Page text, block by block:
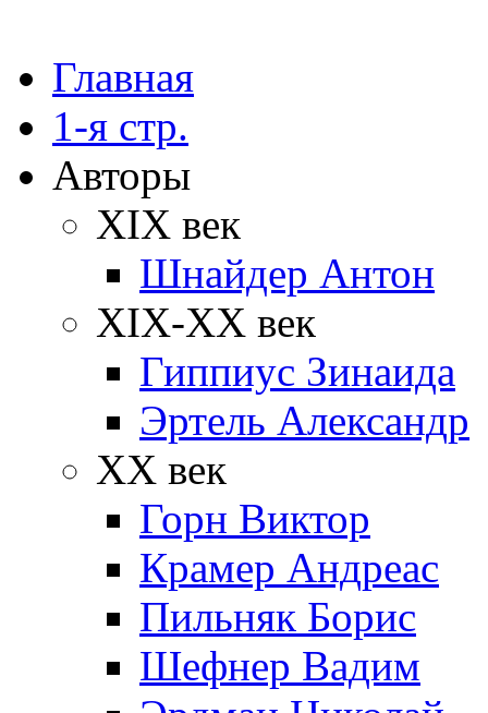
Главная
1-я стр.
Авторы
XIX век
Шнайдер Антон
XIX-XX век
Гиппиус Зинаида
Эртель Александр
XX век
Горн Виктор
Крамер Андреас
Пильняк Борис
Шефнер Вадим